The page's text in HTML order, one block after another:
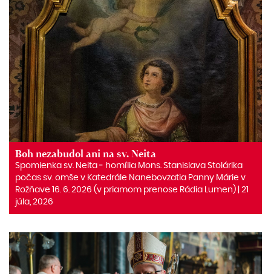
Boh nezabudol ani na sv. Neita
Spomienka sv. Neita ‒ homília Mons. Stanislava Stolárika
počas sv. omše v Katedrále Nanebovzatia Panny Márie v
Rožňave 16. 6. 2026 (v priamom prenose Rádia Lumen) | 21
júla, 2026